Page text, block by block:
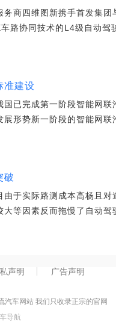
商四维图新携手首发集
路协同技术的L4级自动
准建设
国已完成第一阶段智能网
形势新一阶段的智能网
破
于实际路测成本高杨且
等因素反而拖慢了自动驾
声明 广告声明
汽车网站 我们只收录正宗的官网
导航